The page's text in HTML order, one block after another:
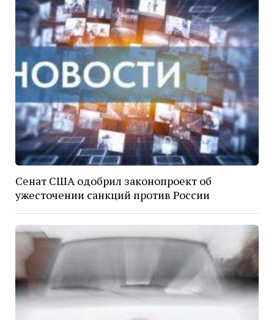
Сенат США одобрил законопроект об
ужесточении санкций против России